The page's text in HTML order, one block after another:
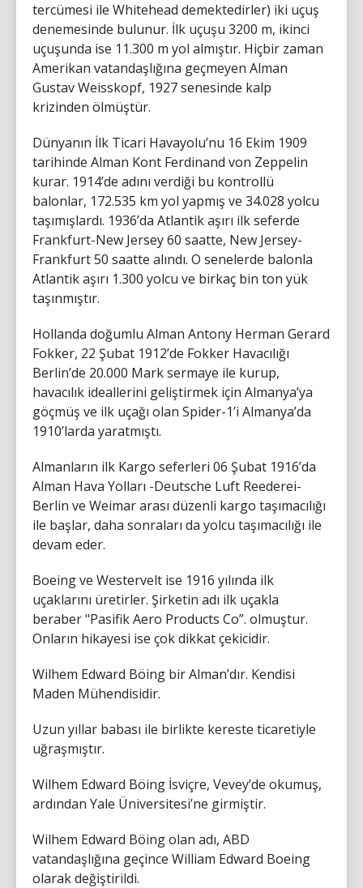
tercümesi ile Whitehead demektedirler) iki uçuş
denemesinde bulunur. İlk uçuşu 3200 m, ikinci
uçuşunda ise 11.300 m yol almıştır. Hiçbir zaman
Amerikan vatandaşlığına geçmeyen Alman
Gustav Weisskopf, 1927 senesinde kalp
krizinden ölmüştür.
Dünyanın İlk Ticari Havayolu’nu 16 Ekim 1909
tarihinde Alman Kont Ferdinand von Zeppelin
kurar. 1914’de adını verdiği bu kontrollü
balonlar, 172.535 km yol yapmış ve 34.028 yolcu
taşımışlardı. 1936’da Atlantik aşırı ilk seferde
Frankfurt-New Jersey 60 saatte, New Jersey-
Frankfurt 50 saatte alındı. O senelerde balonla
Atlantik aşırı 1.300 yolcu ve birkaç bin ton yük
taşınmıştır.
Hollanda doğumlu Alman Antony Herman Gerard
Fokker, 22 Şubat 1912’de Fokker Havacılığı
Berlin’de 20.000 Mark sermaye ile kurup,
havacılık ideallerini geliştirmek için Almanya’ya
göçmüş ve ilk uçağı olan Spider-1’i Almanya’da
1910’larda yaratmıştı.
Almanların ilk Kargo seferleri 06 Şubat 1916’da
Alman Hava Yolları -Deutsche Luft Reederei-
Berlin ve Weimar arası düzenli kargo taşımacılığı
ile başlar, daha sonraları da yolcu taşımacılığı ile
devam eder.
Boeing ve Westervelt ise 1916 yılında ilk
uçaklarını üretirler. Şirketin adı ilk uçakla
beraber "Pasifik Aero Products Co”. olmuştur.
Onların hikayesi ise çok dikkat çekicidir.
Wilhem Edward Böing bir Alman’dır. Kendisi
Maden Mühendisidir.
Uzun yıllar babası ile birlikte kereste ticaretiyle
uğraşmıştır.
Wilhem Edward Böing İsviçre, Vevey’de okumuş,
ardından Yale Üniversitesi’ne girmiştir.
Wilhem Edward Böing olan adı, ABD
vatandaşlığına geçince William Edward Boeing
olarak değiştirildi.